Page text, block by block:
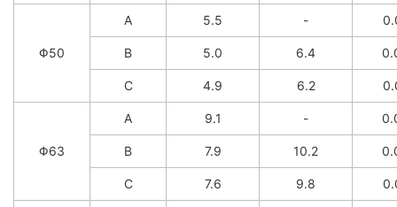
Φ50
A 5.5 -
B 5.0 6.4
C 4.9 6.2
Φ63
A 9.1 -
B 7.9 10.2
C 7.6 9.8